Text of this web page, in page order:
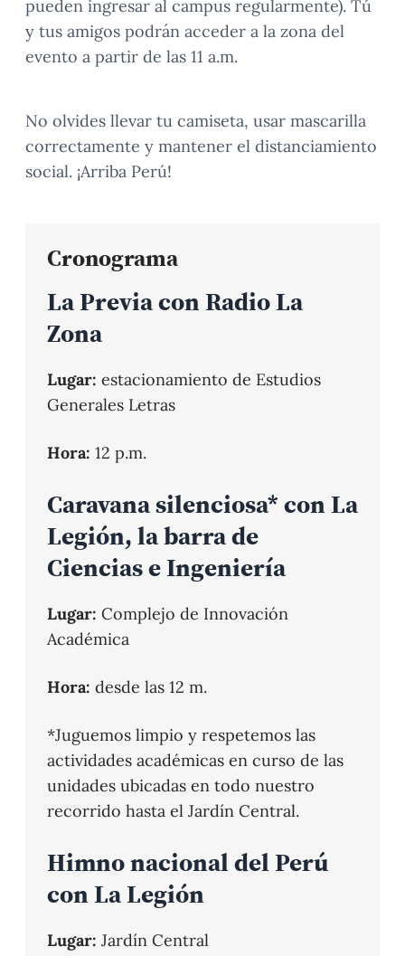
pueden ingresar al campus regularmente). Tú
y tus amigos podrán acceder a la zona del
evento a partir de las 11 a.m.
No olvides llevar tu camiseta, usar mascarilla
correctamente y mantener el distanciamiento
social. ¡Arriba Perú!
Cronograma
La Previa con Radio La
Zona
Lugar: estacionamiento de Estudios
Generales Letras
Hora: 12 p.m.
Caravana silenciosa* con La
Legión, la barra de
Ciencias e Ingeniería
Lugar: Complejo de Innovación
Académica
Hora: desde las 12 m.
*Juguemos limpio y respetemos las
actividades académicas en curso de las
unidades ubicadas en todo nuestro
recorrido hasta el Jardín Central.
Himno nacional del Perú
con La Legión
Lugar: Jardín Central